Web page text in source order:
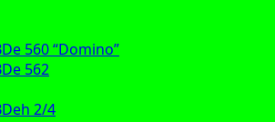
560 “Domino”
562
2/4